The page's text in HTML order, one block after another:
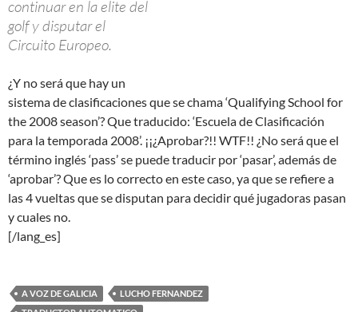
Atopámonos no ano 1990. O
Murcia e sería éste equipo o que subiría de categoría. Sería
unha eliminatoria normal, pero non foi así. O Júver Murcia tiña
nas súas filas a un xugador arxentino, Esteban Pérez Beltrán,
que realmente chamábase Esteban Pérez Spatazza, e xugou
con pasaporte falso. O Obradoiro demostrouno nos tribunais,
pero non conseguiu que aFederaciónatendera a súas
reclamacions.
Pasaron anos, pero o Obradoiro non quixo darse por vencido,
aínda que o proxecto deportivo non era mui alentador, e así
Así íbanse acumulando sentenzas que lle eran favorables (
2003 atesoraba xa ata 4). Foi precisamente nese ano 2003 no